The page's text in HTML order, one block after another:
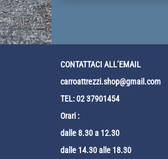
CONTATTACI ALL’EMAIL
carroattrezzi.shop@gmail.com
TEL: 02 37901454
Orari :
dalle 8.30 a 12.30
dalle 14.30 alle 18.30